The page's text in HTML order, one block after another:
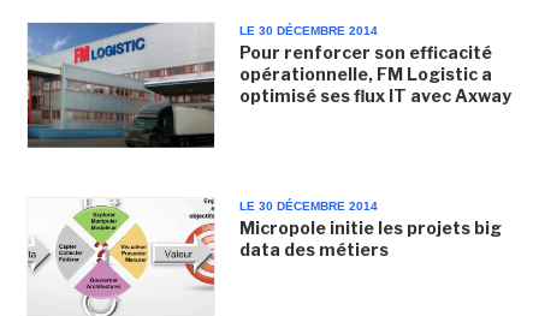
LE 30 DÉCEMBRE 2014
Pour renforcer son efficacité
opérationnelle, FM Logistic a
optimisé ses flux IT avec Axway
LE 30 DÉCEMBRE 2014
Micropole initie les projets big
data des métiers